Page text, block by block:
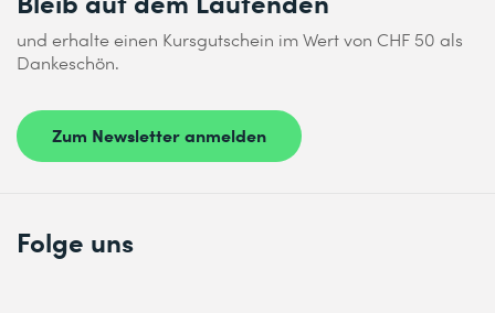
und erhalte einen Kursgutschein im Wert von CHF 50 als
Dankeschön.
Zum Newsletter anmelden
Folge uns